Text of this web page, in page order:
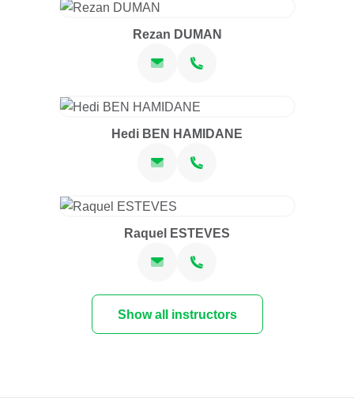
Rezan DUMAN
Hedi BEN HAMIDANE
Raquel ESTEVES
Show all instructors